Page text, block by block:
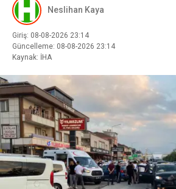
Neslihan Kaya
Giriş: 08-08-2026 23:14
Güncelleme: 08-08-2026 23:14
Kaynak: İHA